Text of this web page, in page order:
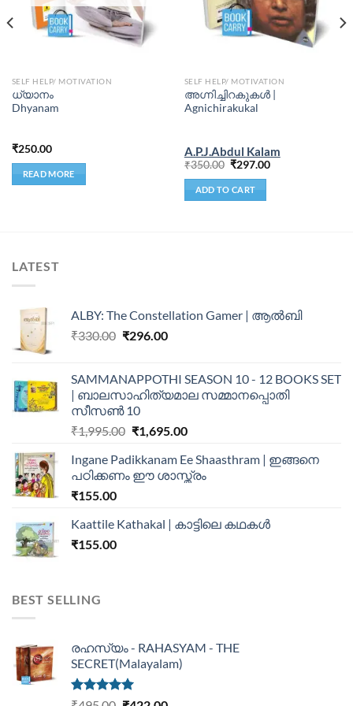
SELF HELP/ MOTIVATION
ധ്യാനം
Dhyanam
₹250.00
READ MORE
SELF HELP/ MOTIVATION
അഗ്നിച്ചിറകുകള്‍ |
Agnichirakukal
A.P.J.Abdul Kalam
₹350.00 ₹297.00
ADD TO CART
LATEST
ALBY: The Constellation Gamer | ആൽബി
₹330.00 ₹296.00
SAMMANAPPOTHI SEASON 10 - 12 BOOKS SET
| ബാലസാഹിത്യമാല സമ്മാനപ്പൊതി
സീസൺ 10
₹1,995.00 ₹1,695.00
Ingane Padikkanam Ee Shaasthram | ഇങ്ങനെ
പഠിക്കണം ഈ ശാസ്ത്രം
₹155.00
Kaattile Kathakal | കാട്ടിലെ കഥകള്‍
₹155.00
BEST SELLING
രഹസ്യം - RAHASYAM - THE
SECRET(Malayalam)
Rated5.00